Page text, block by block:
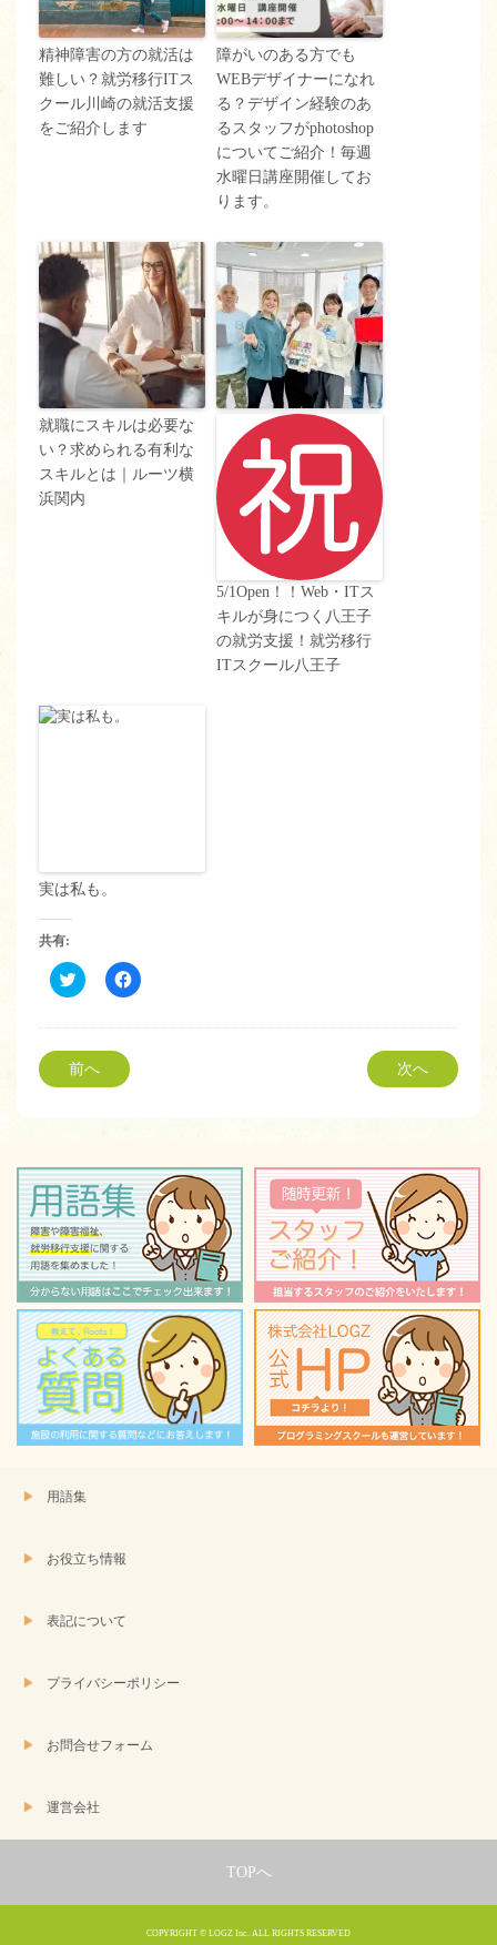
精神障害の方の就活は
難しい？就労移行ITス
クール川崎の就活支援
をご紹介します
障がいのある方でも
WEBデザイナーになれ
る？デザイン経験のあ
るスタッフがphotoshop
についてご紹介！毎週
水曜日講座開催してお
ります。
就職にスキルは必要な
い？求められる有利な
スキルとは｜ルーツ横
浜関内
5/1Open！！Web・ITス
キルが身につく八王子
の就労支援！就労移行
ITスクール八王子
実は私も。
共有:
ク
リ
し
て
Twitter
で
共
ウ
ィ
ン
ド
ウ
で
開
き
ま
す)
Facebook
で
す
て
く
だ
さ
い
(新
し
い
ウ
ィ
ン
ド
ウ
で
開
き
ま
す)
前へ 次へ
用語集
お役立ち情報
表記について
プライバシーポリシー
お問合せフォーム
運営会社
TOPへ
COPYRIGHT © LOGZ Inc. ALL RIGHTS RESERVED